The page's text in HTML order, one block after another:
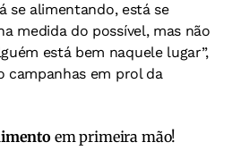
se alimentando, está se
medida do possível, mas não
está bem naquele lugar”,
campanhas em prol da
em primeira mão!